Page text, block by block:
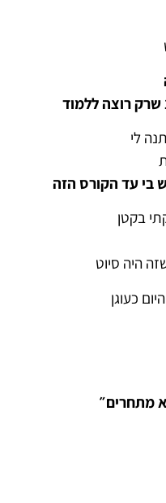
לי
בי עד הקורס הזה
בקטן
היה סיוט
כעוגן
מתחרים״